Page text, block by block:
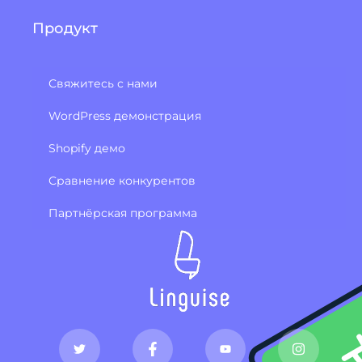
Продукт
Свяжитесь с нами
WordPress демонстрация
Shopify демо
Сравнение конкурентов
Партнёрская программа